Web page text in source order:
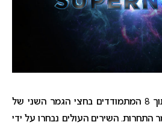
ארבעה שירים נוספים מתוך 8 המתמודדים בחצי הגמר השני של
התחרות. השירים העולים נבחרו על ידי